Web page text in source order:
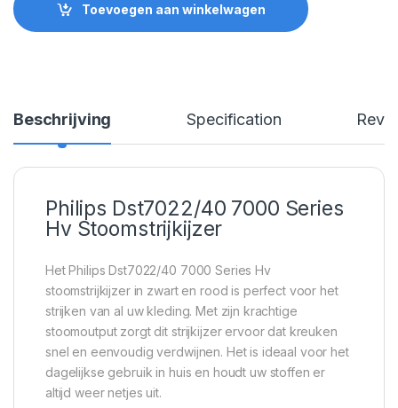
Toevoegen aan winkelwagen
Beschrijving Specification
Philips Dst7022/40 7000 Series
Hv Stoomstrijkijzer
Het Philips Dst7022/40 7000 Series Hv
stoomstrijkijzer in zwart en rood is perfect voor het
strijken van al uw kleding. Met zijn krachtige
stoomoutput zorgt dit strijkijzer ervoor dat kreuken
snel en eenvoudig verdwijnen. Het is ideaal voor het
dagelijkse gebruik in huis en houdt uw stoffen er
altijd weer netjes uit.